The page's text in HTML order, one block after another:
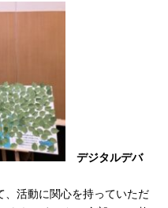
デジタルデバ
活動に関心を持っていただ